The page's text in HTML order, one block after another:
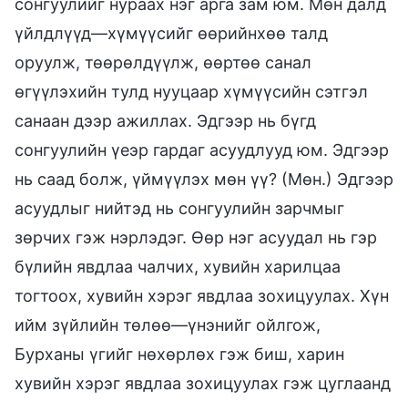
сонгуулийг нураах нэг арга зам юм. Мөн далд
үйлдлүүд—хүмүүсийг өөрийнхөө талд
оруулж, төөрөлдүүлж, өөртөө санал
өгүүлэхийн тулд нууцаар хүмүүсийн сэтгэл
санаан дээр ажиллах. Эдгээр нь бүгд
сонгуулийн үеэр гардаг асуудлууд юм. Эдгээр
нь саад болж, үймүүлэх мөн үү? (Мөн.) Эдгээр
асуудлыг нийтэд нь сонгуулийн зарчмыг
зөрчих гэж нэрлэдэг. Өөр нэг асуудал нь гэр
бүлийн явдлаа чалчих, хувийн харилцаа
тогтоох, хувийн хэрэг явдлаа зохицуулах. Хүн
ийм зүйлийн төлөө—үнэнийг ойлгож,
Бурханы үгийг нөхөрлөх гэж биш, харин
хувийн хэрэг явдлаа зохицуулах гэж цуглаанд